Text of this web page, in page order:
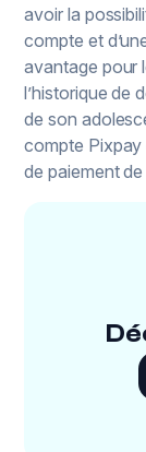
avoir la
compte et
avantage pour
l’historique de
de son
compte Pixpay
de paiement